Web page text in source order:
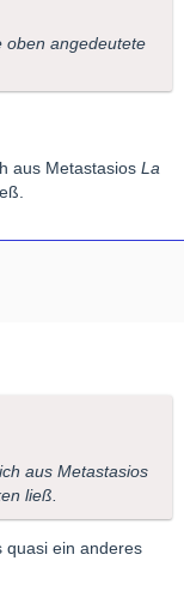
oben angedeutete
aus Metastasios La
aus Metastasios
ließ.
quasi ein anderes